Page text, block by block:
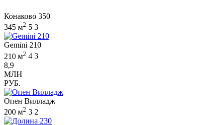
Конаково 350
345 м2 5 3
Gemini 210
210 м2 4 3
8,9
МЛН
РУБ.
Опен Вилладж
200 м2 3 2